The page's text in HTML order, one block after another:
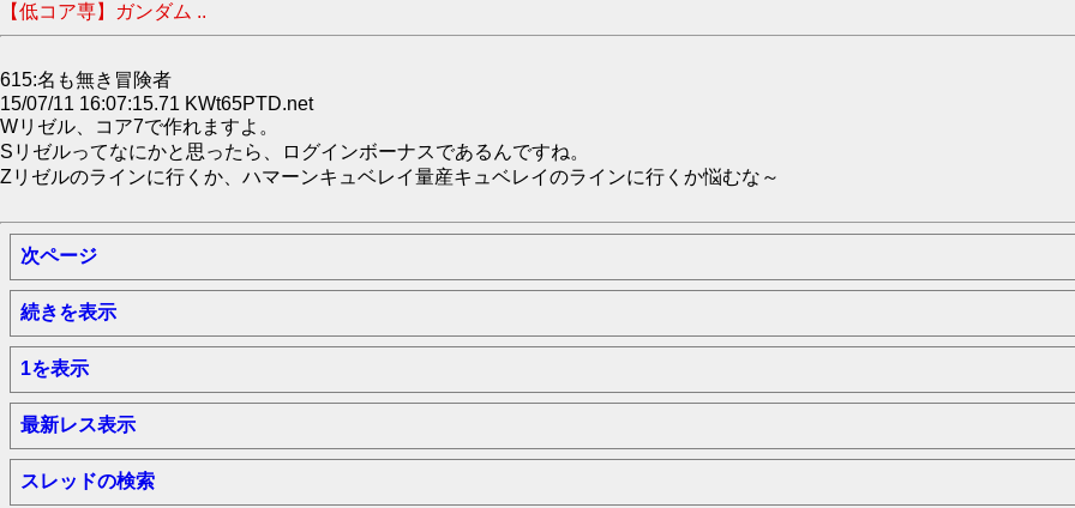
【低コア専】ガンダム ..
615:名も無き冒険者
15/07/11 16:07:15.71 KWt65PTD.net
Wリゼル、コア7で作れますよ。
Sリゼルってなにかと思ったら、ログインボーナスであるんですね。
Zリゼルのラインに行くか、ハマーンキュベレイ量産キュベレイのラインに行くか悩むな～
次ページ
続きを表示
1を表示
最新レス表示
スレッドの検索